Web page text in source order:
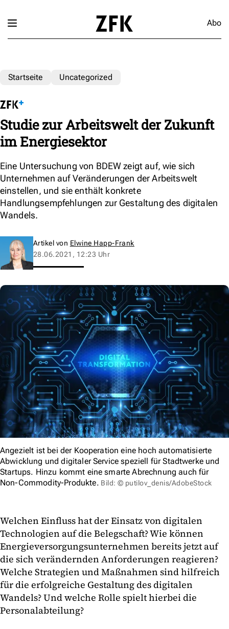
Abo
Startseite Uncategorized
Studie zur Arbeitswelt der Zukunft
im Energiesektor
Eine Untersuchung von BDEW zeigt auf, wie sich
Unternehmen auf Veränderungen der Arbeitswelt
einstellen, und sie enthält konkrete
Handlungsempfehlungen zur Gestaltung des digitalen
Wandels.
Artikel von Elwine Happ-Frank
28.06.2021, 12:23 Uhr
Angezielt ist bei der Kooperation eine hoch automatisierte
Abwicklung und digitaler Service speziell für Stadtwerke und
Startups. Hinzu kommt eine smarte Abrechnung auch für
Non-Commodity-Produkte. Bild: © putilov_denis/AdobeStock
Welchen Einfluss hat der Einsatz von digitalen
Technologien auf die Belegschaft? Wie können
Energieversorgungsunternehmen bereits jetzt auf
die sich verändernden Anforderungen reagieren?
Welche Strategien und Maßnahmen sind hilfreich
für die erfolgreiche Gestaltung des digitalen
Wandels? Und welche Rolle spielt hierbei die
Personalabteilung?